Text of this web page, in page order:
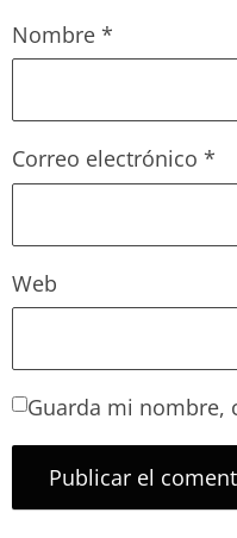
Nombre *
Correo electrónico *
Web
Guarda mi nombre,